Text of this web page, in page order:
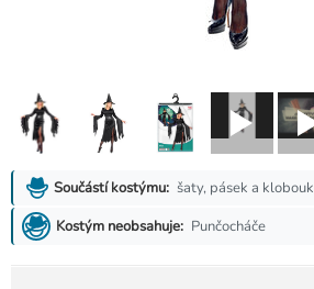
Součástí kostýmu: šaty, pásek a klobouk
Kostým neobsahuje: Punčocháče